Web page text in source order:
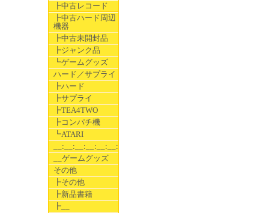
┣中古レコード
┣中古ハード周辺
機器
┣中古未開封品
┣ジャンク品
┗ゲームグッズ
ハード／サプライ
┣ハード
┣サプライ
┣TEA4TWO
┣コンパチ機
┗ATARI
__:__:__:__:__:__:__
__ゲームグッズ
その他
┣その他
┣新品書籍
┣__